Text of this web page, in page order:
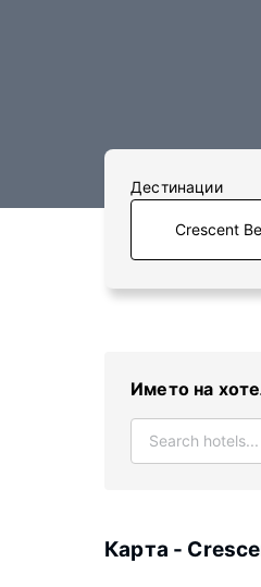
Дестинации
Името на
Карта -